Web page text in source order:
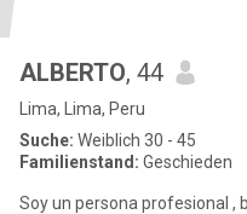
ALBERTO, 44
Lima, Lima, Peru
Suche: Weiblich 30 - 45
Familienstand: Geschieden
Soy un persona profesional ,